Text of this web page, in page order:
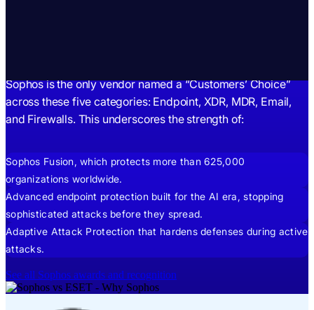
Sophos is the only vendor named a “Customers’ Choice”
across these five categories: Endpoint, XDR, MDR, Email,
and Firewalls. This underscores the strength of:
Sophos Fusion, which protects more than 625,000
organizations worldwide.
Advanced endpoint protection built for the AI era, stopping
sophisticated attacks before they spread.
Adaptive Attack Protection that hardens defenses during active
attacks.
See all Sophos awards and recognition